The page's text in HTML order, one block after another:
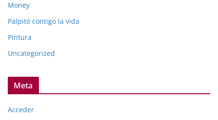
Money
Palpitó contigo la vida
Pintura
Uncategorized
Meta
Acceder